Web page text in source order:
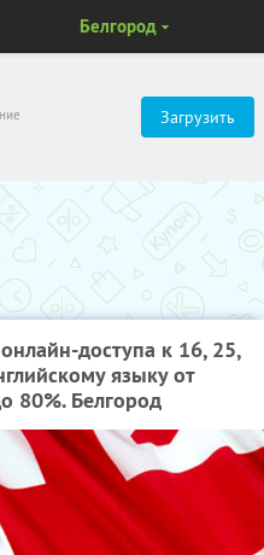
Загрузить
Белгород
доступа к 16, 25,
языку от
80%. Белгород